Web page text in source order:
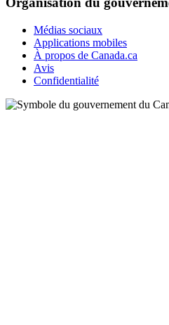
Médias sociaux
Applications mobiles
À propos de Canada.ca
Avis
Confidentialité